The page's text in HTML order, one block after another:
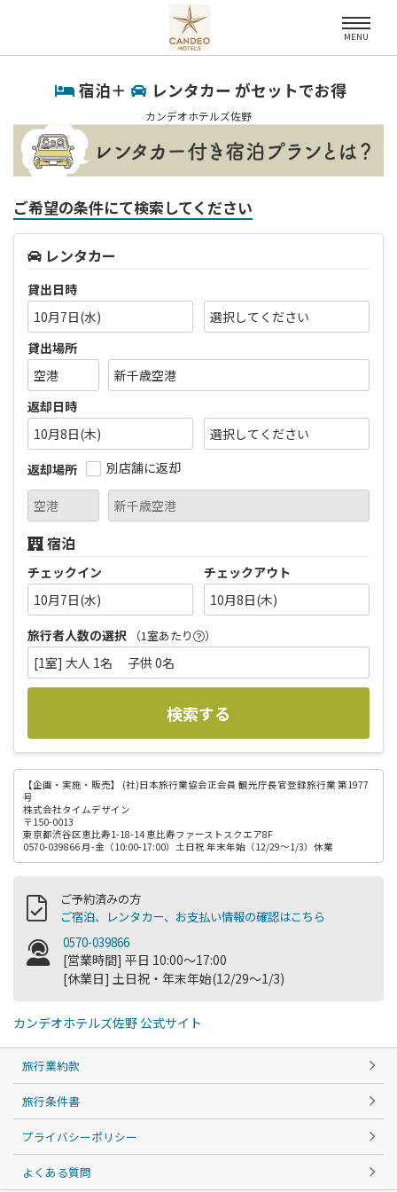
MENU
宿泊＋ レンタカー がセットでお得
カンデオホテルズ佐野
ご希望の条件にて検索してください
レンタカー
貸出日時
10月7日(水)
貸出場所
返却日時
10月8日(木)
返却場所
別店舗に返却
宿泊
チェックイン
10月7日(水)
チェックアウト
10月8日(木)
旅行者人数の選択
（1室あたり ）
[1室] 大人 1名 子供 0名
検索する
【企画・実施・販売】
(社)日本旅行業協会正会員 観光庁長官登録旅行業 第1977
号
株式会社タイムデザイン
〒150-0013
東京都渋谷区恵比寿1-18-14 恵比寿ファーストスクエア8F
0570-039866 月-金（10:00-17:00）土日祝 年末年始（12/29～1/3）休業
ご予約済みの方
ご宿泊、レンタカー、お支払い情報の確認はこちら
0570-039866
[営業時間] 平日 10:00～17:00
[休業日] 土日祝・年末年始(12/29～1/3)
カンデオホテルズ佐野 公式サイト
旅行業約款
旅行条件書
プライバシーポリシー
よくある質問